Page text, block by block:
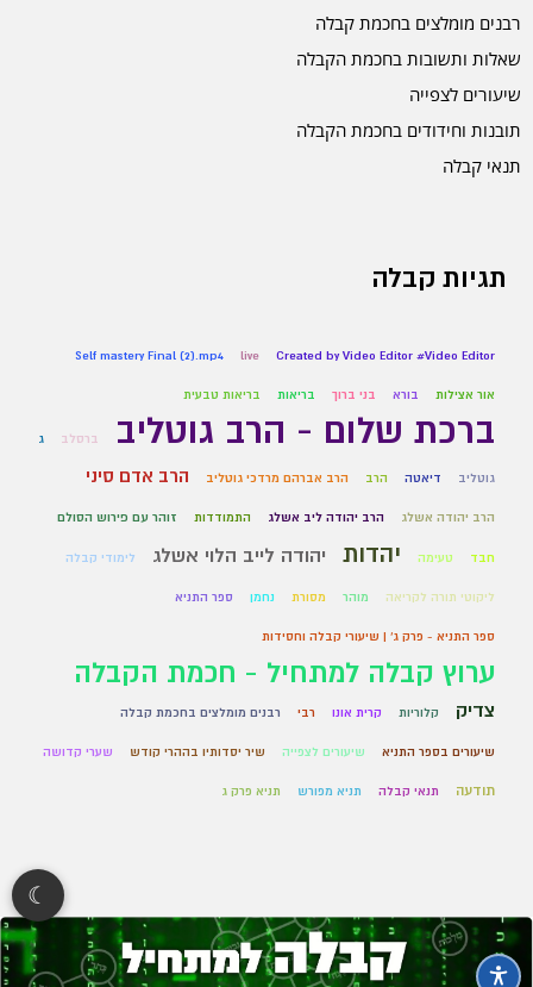
רבנים מומלצים בחכמת קבלה
שאלות ותשובות בחכמת הקבלה
שיעורים לצפייה
תובנות וחידודים בחכמת הקבלה
תנאי קבלה
תגיות קבלה
Created by Video Editor #Video Editor
live
Self mastery Final (2).mp4
אור אצילות בורא בני ברוך בריאות בריאות טבעית
ברכת שלום - הרב גוטליב ברסלב ג
גוטליב דיאטה הרב הרב אברהם מרדכי גוטליב הרב אדם סיני
הרב יהודה אשלג הרב יהודה ליב אשלג התמודדות זוהר עם פירוש הסולם
חבד טעימה יהדות יהודה לייב הלוי אשלג לימודי קבלה
ליקוטי תורה לקריאה מוהר מסורת נחמן ספר התניא
ספר התניא - פרק ג' | שיעורי קבלה וחסידות
ערוץ קבלה למתחיל - חכמת הקבלה
צדיק קלוריות קרית אונו רבי רבנים מומלצים בחכמת קבלה
שיעורים בספר התניא שיעורים לצפייה שיר יסדותיו בההרי קודש שערי קדושה
תודעה תנאי קבלה תניא מפורש תניא פרק ג
☾